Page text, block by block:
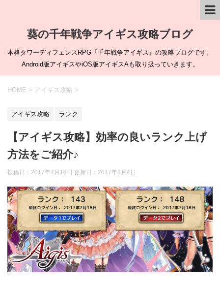
葵の千年戦争アイギス攻略ブログ
本格タワーディフェンスRPG『千年戦争アイギス』の攻略ブログです。
Android版アイギスやiOS版アイギスAも取り扱っていきます。
HOME > アイギス攻略 >
アイギス攻略 ランク
【アイギス攻略】効率の良いランク上げ
方法をご紹介♪
投稿日：2017年7月18日 更新日： 2017年8月4日